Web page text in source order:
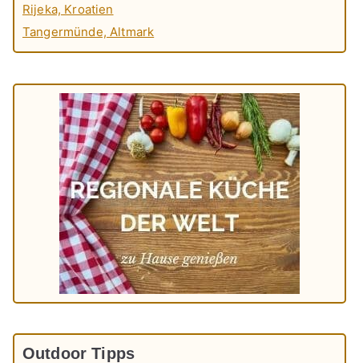
Rijeka, Kroatien
Tangermünde, Altmark
Outdoor Tipps